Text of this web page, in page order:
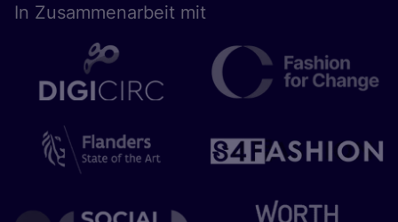
In Zusam­men­ar­beit mit